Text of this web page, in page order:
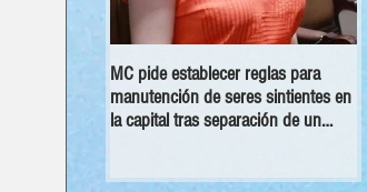
MC pide establecer reglas para
manutención de seres sintientes en
la capital tras separación de un